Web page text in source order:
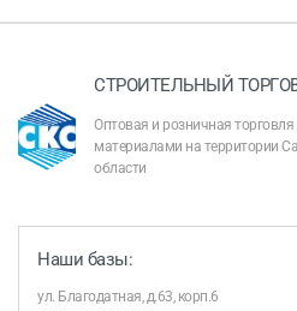
СТРОИТЕЛЬНЫЙ
Оптовая и розничная
материалами на территории
области
Наши базы:
ул. Благодатная, д.63, корп.6